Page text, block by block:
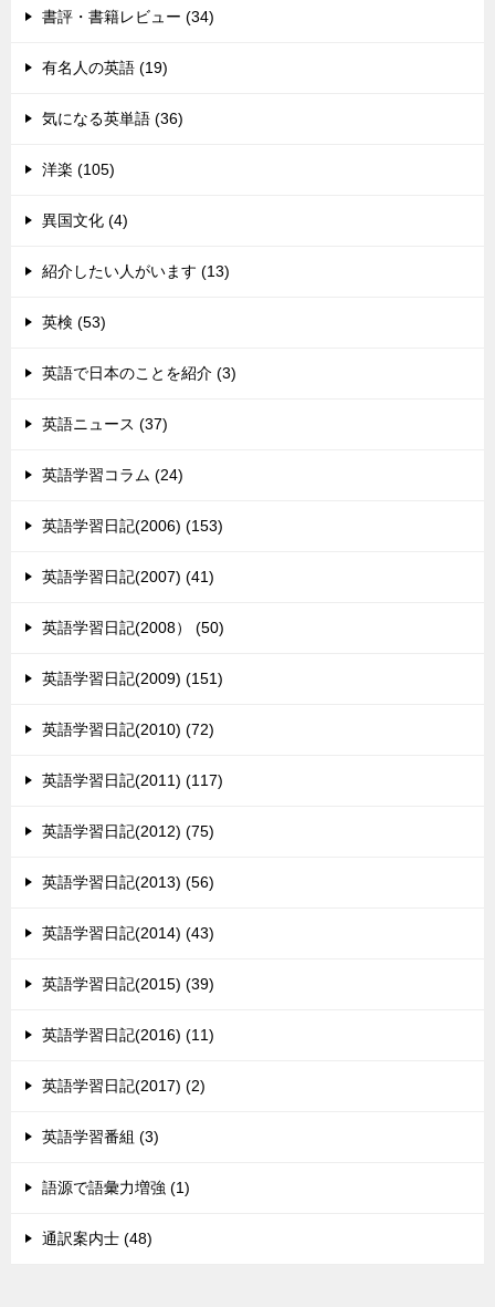
書評・書籍レビュー (34)
有名人の英語 (19)
気になる英単語 (36)
洋楽 (105)
異国文化 (4)
紹介したい人がいます (13)
英検 (53)
英語で日本のことを紹介 (3)
英語ニュース (37)
英語学習コラム (24)
英語学習日記(2006) (153)
英語学習日記(2007) (41)
英語学習日記(2008） (50)
英語学習日記(2009) (151)
英語学習日記(2010) (72)
英語学習日記(2011) (117)
英語学習日記(2012) (75)
英語学習日記(2013) (56)
英語学習日記(2014) (43)
英語学習日記(2015) (39)
英語学習日記(2016) (11)
英語学習日記(2017) (2)
英語学習番組 (3)
語源で語彙力増強 (1)
通訳案内士 (48)